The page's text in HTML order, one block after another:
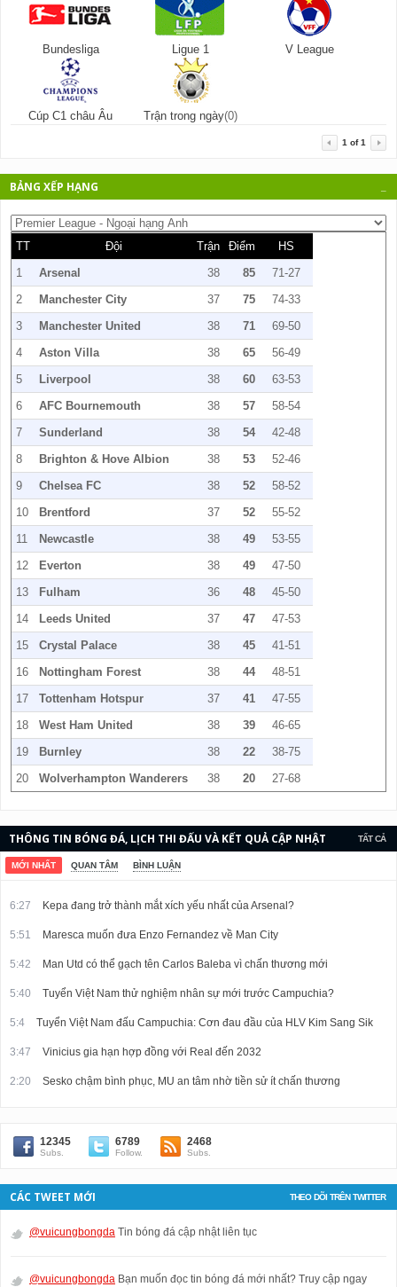
Bundesliga Ligue 1 V League
Cúp C1 châu Âu Trận trong ngày(0)
1 of1
BẢNG XẾP HẠNG
TT Đội Trận Điểm
HS
1
Arsenal 38 85
71-27
2
Manchester City 37 75
74-33
3
Manchester United 38 71
69-50
4
Aston Villa 38 65
56-49
5
Liverpool 38 60
63-53
6
AFC Bournemouth 38 57
58-54
7
Sunderland 38 54
42-48
8
Brighton & Hove Albion 38 53
52-46
9
Chelsea FC 38 52
58-52
10
Brentford 37 52
55-52
11
Newcastle 38 49
53-55
12
Everton 38 49
47-50
13
Fulham 36 48
45-50
14
Leeds United 37 47
47-53
15
Crystal Palace 38 45
41-51
16
Nottingham Forest 38 44
48-51
17
Tottenham Hotspur 37 41
47-55
18
West Ham United 38 39
46-65
19
Burnley 38 22
38-75
20
Wolverhampton Wanderers 38 20 27-68
TẤT CẢ
THÔNG TIN BÓNG ĐÁ, LỊCH THI ĐẤU VÀ KẾT QUẢ CẬP NHẬT
LIÊN TỤC.
MỚI NHẤT QUAN TÂM BÌNH LUẬN
6:27 Kepa đang trở thành mắt xích yếu nhất của Arsenal?
5:51 Maresca muốn đưa Enzo Fernandez về Man City
5:42 Man Utd có thể gạch tên Carlos Baleba vì chấn thương mới
5:40 Tuyển Việt Nam thử nghiệm nhân sự mới trước Campuchia?
5:4 Tuyển Việt Nam đấu Campuchia: Cơn đau đầu của HLV Kim Sang Sik
3:47 Vinicius gia hạn hợp đồng với Real đến 2032
2:20 Sesko chậm bình phục, MU an tâm nhờ tiền sử ít chấn thương
12345
Subs.
6789
Follow.
2468
Subs.
THEO DÕI TRÊN TWITTER
CÁC TWEET MỚI
@vuicungbongda Tin bóng đá cập nhật liên tục
@vuicungbongda Bạn muốn đọc tin bóng đá mới nhất? Truy cập ngay